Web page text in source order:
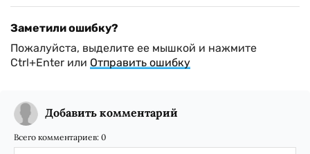
Заметили ошибку?
Пожалуйста, выделите ее мышкой и нажмите
Ctrl+Enter или Отправить ошибку
Добавить комментарий
Всего комментариев: 0